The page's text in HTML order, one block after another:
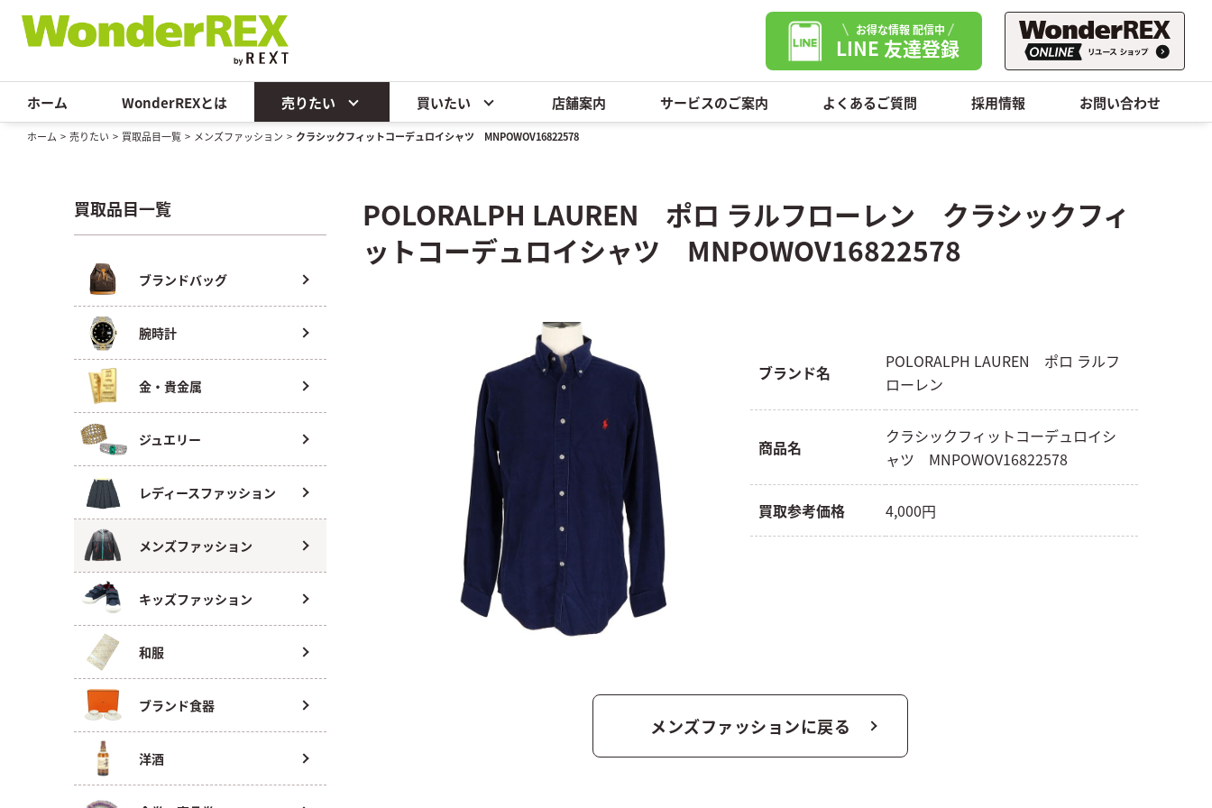
お得な情報 配信中
LINE 友達登録
ホーム WonderREXとは 売りたい 買いたい 店舗案内 サービスのご案内 よくあるご質問 採用情報 お問い合わせ
ホーム > 売りたい > 買取品目一覧 > メンズファッション > クラシックフィットコーデュロイシャツ MNPOWOV16822578
買取品目一覧
ブランドバッグ
腕時計
金・貴金属
ジュエリー
レディースファッション
メンズファッション
キッズファッション
和服
ブランド食器
洋酒
POLORALPH LAUREN ポロ ラルフローレン クラシックフィ
ットコーデュロイシャツ MNPOWOV16822578
ブランド名
POLORALPH LAUREN ポロ ラルフ
ローレン
商品名
クラシックフィットコーデュロイシ
ャツ MNPOWOV16822578
買取参考価格 4,000円
メンズファッションに戻る